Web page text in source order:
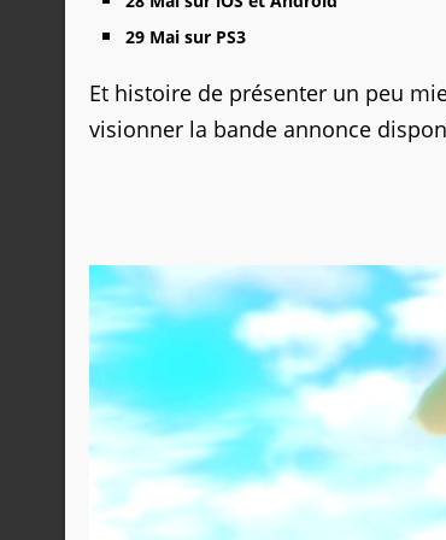
29 Mai sur PS3
Et histoire de présenter un peu
visionner la bande annonce